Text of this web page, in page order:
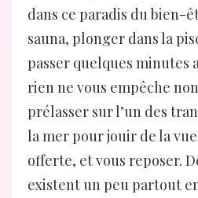
dans ce paradis du bien-
sauna, plonger dans la
passer quelques minutes
rien ne vous empêche
prélasser sur l’un des
la mer pour jouir de la
offerte, et vous reposer.
existent un peu partout